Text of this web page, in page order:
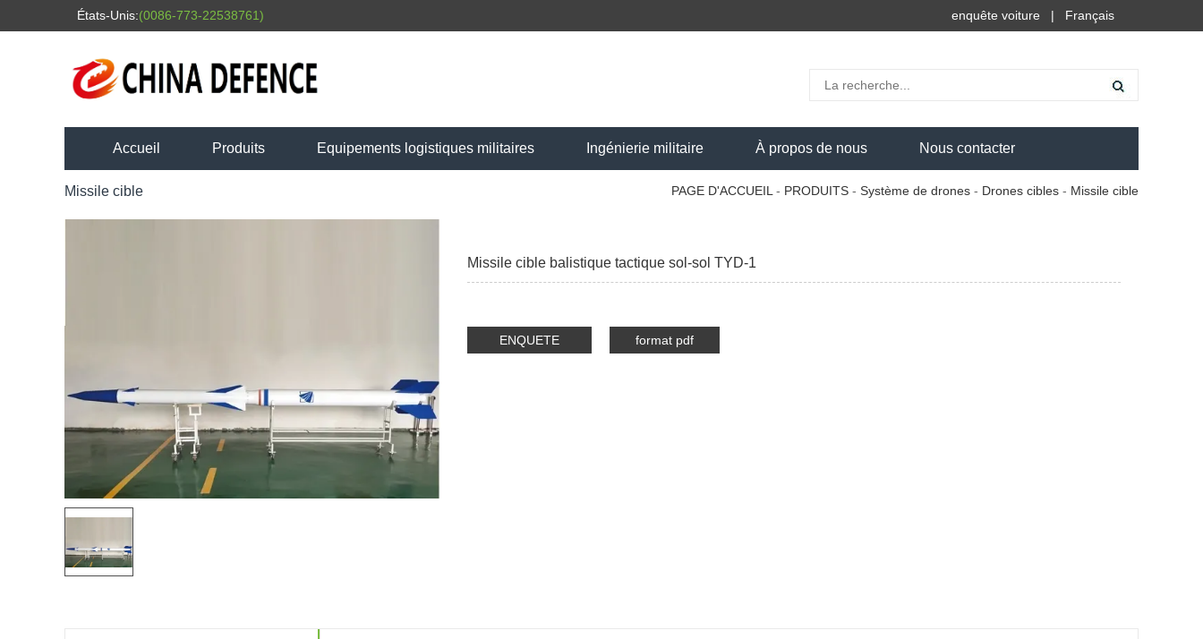
États-Unis:(0086-773-22538761) Français
|
enquête voiture
Accueil Produits Equipements logistiques militaires Ingénierie militaire À propos de nous Nous contacter
Missile cible PAGE D'ACCUEIL - PRODUITS - Système de drones - Drones cibles - Missile cible
Missile cible balistique tactique sol-sol TYD-1
ENQUETE format pdf